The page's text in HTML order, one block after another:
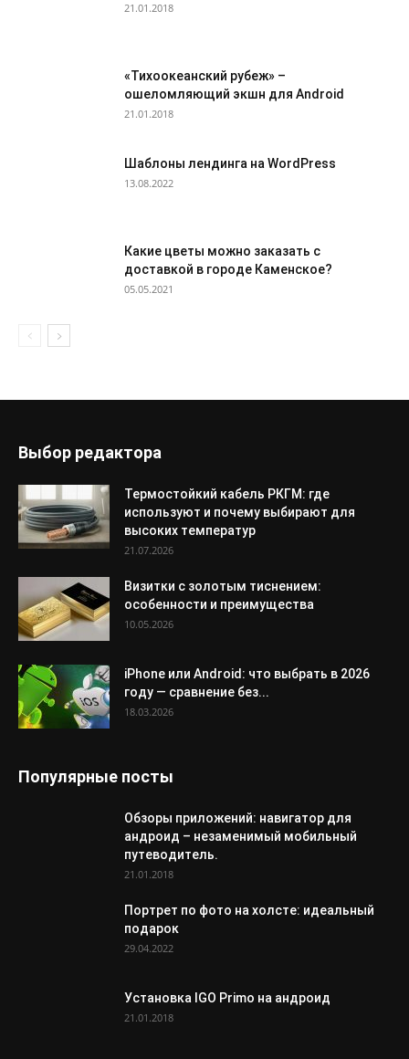
21.01.2018
«Тихоокеанский рубеж» –
ошеломляющий экшн для Android
21.01.2018
Шаблоны лендинга на WordPress
13.08.2022
Какие цветы можно заказать с
доставкой в городе Каменское?
05.05.2021
Выбор редактора
Термостойкий кабель РКГМ: где
используют и почему выбирают для
высоких температур
21.07.2026
Визитки с золотым тиснением:
особенности и преимущества
10.05.2026
iPhone или Android: что выбрать в 2026
году — сравнение без...
18.03.2026
Популярные посты
Обзоры приложений: навигатор для
андроид – незаменимый мобильный
путеводитель.
21.01.2018
Портрет по фото на холсте: идеальный
подарок
29.04.2022
Установка IGO Primo на андроид
21.01.2018